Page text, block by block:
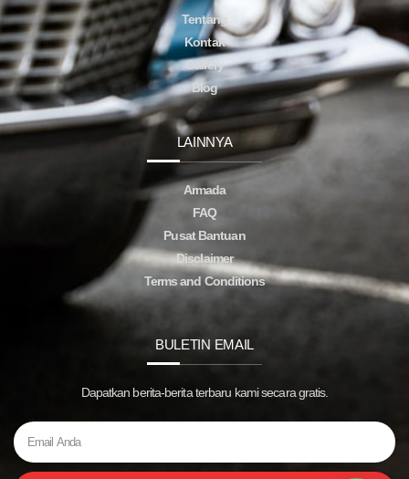
Tentang
Kontak
Gallery
Blog
LAINNYA
Armada
FAQ
Pusat Bantuan
Disclaimer
Terms and Conditions
BULETIN EMAIL
Dapatkan berita-berita terbaru kami secara gratis.